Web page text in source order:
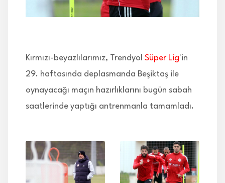
Kırmızı-beyazlılarımız, Trendyol Süper Lig'in
29. haftasında deplasmanda Beşiktaş ile
oynayacağı maçın hazırlıklarını bugün sabah
saatlerinde yaptığı antrenmanla tamamladı.